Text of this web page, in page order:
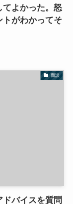
てよかった。怒
トがわかってそ
面談
バイスを質問